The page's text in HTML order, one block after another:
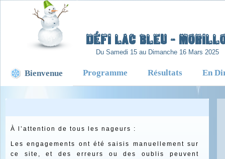
Défi lac Bleu -
Du Samedi 15 au Dimanche 16 Mars 2025
Bienvenue Programme Résultats En
À l’attention de tous les nageurs :
Les engagements ont été saisis manuellement sur
ce site, et des erreurs ou des oublis peuvent